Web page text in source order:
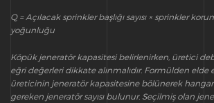
Q = Açılacak sprinkler başlığı sayısı × sprinkler
yoğunluğu
Köpük jeneratör kapasitesi belirlenirken, üretici
eğri değerleri dikkate alınmalıdır. Formülden
üreticinin jeneratör kapasitesine bölünerek
gereken jeneratör sayısı bulunur. Seçilmiş olan